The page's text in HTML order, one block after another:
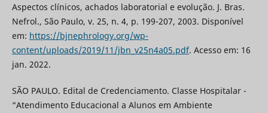
Aspectos clínicos, achados laboratorial e evolução. J. Bras.
Nefrol., São Paulo, v. 25, n. 4, p. 199-207, 2003. Disponível
em: https://bjnephrology.org/wp-
content/uploads/2019/11/jbn_v25n4a05.pdf. Acesso em: 16
jan. 2022.
SÃO PAULO. Edital de Credenciamento. Classe Hospitalar -
“Atendimento Educacional a Alunos em Ambiente